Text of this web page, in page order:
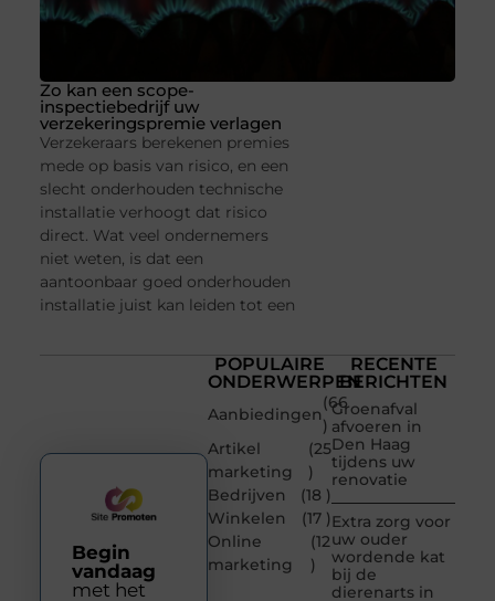
Zo kan een scope-
inspectiebedrijf uw
verzekeringspremie verlagen
Verzekeraars berekenen premies
mede op basis van risico, en een
slecht onderhouden technische
installatie verhoogt dat risico
direct. Wat veel ondernemers
niet weten, is dat een
aantoonbaar goed onderhouden
installatie juist kan leiden tot een
POPULAIRE
ONDERWERPEN
Aanbiedingen
(66
)
Artikel
marketing
(25
)
Bedrijven
(18 )
Winkelen
(17 )
Online
marketing
(12
)
RECENTE
BERICHTEN
Groenafval
afvoeren in
Den Haag
tijdens uw
renovatie
Extra zorg voor
uw ouder
wordende kat
bij de
dierenarts in
Begin
vandaag
met het